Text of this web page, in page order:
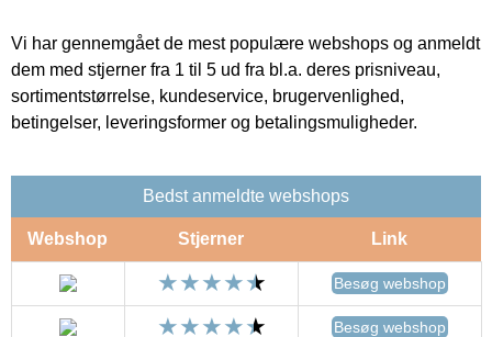
Vi har gennemgået de mest populære webshops og anmeldt
dem med stjerner fra 1 til 5 ud fra bl.a. deres prisniveau,
sortimentstørrelse, kundeservice, brugervenlighed,
betingelser, leveringsformer og betalingsmuligheder.
Bedst anmeldte webshops
Webshop Stjerner Link
Besøg webshop
Besøg webshop